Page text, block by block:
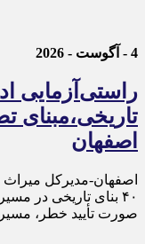
4 - آگوست - 2026
اصفهان
اصفهان-مدیرکل
۴۰ بنای تاریخی در
صورت تأیید خطر،